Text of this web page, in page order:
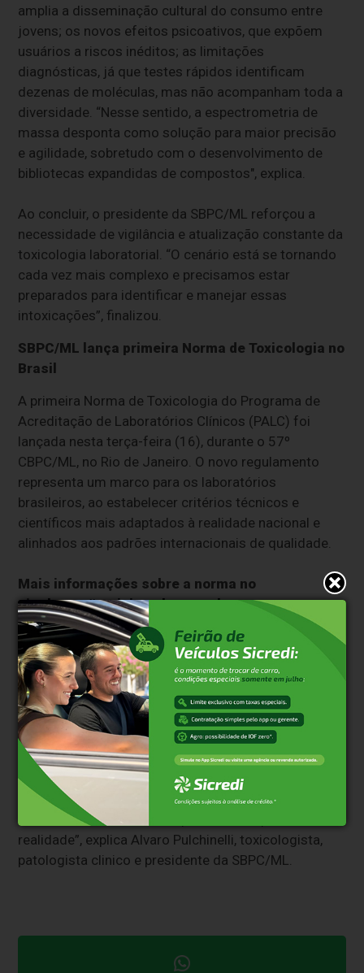
amplia a disseminação cultural do consumo entre
jovens; os novos efeitos psicoativos, que expõem
usuários a riscos inéditos; as limitações
diagnósticas, já que testes rápidos identificam
dezenas de moléculas, mas não acompanham toda a
diversidade. “Nesse sentido, a espectrometria de
massa desponta como solução para maior precisão
e agilidade, sobretudo com o desenvolvimento de
bibliotecas expandidas de compostos", explica.
Ao concluir, o presidente da SBPC/ML reforçou a
necessidade de vigilância e atualização constante da
toxicologia laboratorial. “O cenário está se tornando
cada vez mais complexo e precisamos estar
preparados para identificar e manejar essas
intoxicações”, finalizou.
SBPC/ML lança primeira Norma de Toxicologia no
Brasil
A primeira Norma de Toxicologia do Programa de
Acreditação de Laboratórios Clínicos (PALC) foi
lançada nesta terça-feira (16), durante o 57º
CBPC/ML, no Rio de Janeiro. O novo regulamento
representa um marco para os laboratórios
brasileiros, ao estabelecer critérios técnicos e
científicos mais adaptados à realidade nacional e
alinhados aos padrões internacionais de qualidade.
Mais informações sobre a norma no
sitehttps://noticias.sbpc.org.br
“Os laboratórios que atuam em toxicologia já
precisam ser acreditados por uma entidade
reconhecida para exercer suas funções,
especialmente nos exames obrigatórios para
concursos públicos e renovação da carteira de
motorista. Porém, até agora, as opções disponíveis
eram onerosas ou pouco ajustadas ao contexto
brasileiro. Com a Norma de Toxicologia do PALC,
conseguimos oferecer uma alternativa robusta,
científica e ao mesmo tempo mais adequada à nossa
realidade”, explica Alvaro Pulchinelli, toxicologista,
patologista clinico e presidente da SBPC/ML.